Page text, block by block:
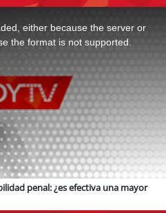
either because the server or
the format is not supported.
penal: ¿es efectiva una mayor